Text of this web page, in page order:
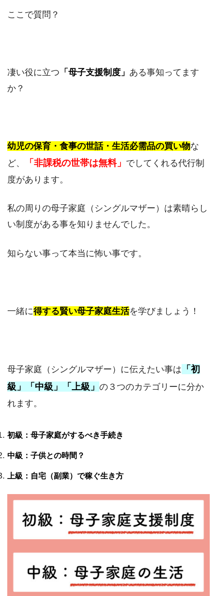
ここで質問？
凄い役に立つ 「母子支援制度」 ある事知ってます
か？
幼児の保育・食事の世話・生活必需品の買い物な
ど、
「非課税の世帯は無料」 でしてくれる代行制
度があります。
私の周りの母子家庭（シングルマザー）は素晴らし
い制度がある事を知りませんでした。
知らない事って本当に怖い事です。
一緒に得する賢い母子家庭生活を学びましょう！
母子家庭（シングルマザー）に伝えたい事は 「初
級」「中級」「上級」 の３つのカテゴリーに分か
れます。
初級：母子家庭がするべき手続き
中級：子供との時間？
上級：自宅（副業）で稼ぐ生き方